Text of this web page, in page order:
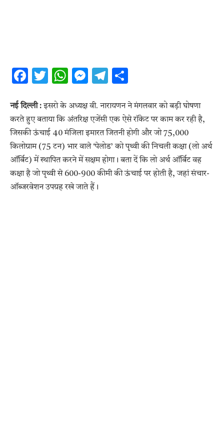
Facebook
Twitter
WhatsApp
Messenger
Telegram
नई दिल्ली :इसरो के अध्यक्ष वी. नारायणन ने मंगलवार को बड़ी घोषणा
करते हुए बताया कि अंतरिक्ष एजेंसी एक ऐसे रॉकेट पर काम कर रही है,
जिसकी ऊंचाई 40 मंजिला इमारत जितनी होगी और जो 75,000
किलोग्राम (75 टन) भार वाले ‘पेलोड’ को पृथ्वी की निचली कक्षा (लो अर्थ
ऑर्बिट) में स्थापित करने में सक्षम होगा। बता दें कि लो अर्थ ऑर्बिट वह
कक्षा है जो पृथ्वी से 600-900 कीमी की ऊंचाई पर होती है, जहां संचार-
ऑब्जरवेशन उपग्रह रखे जाते हैं।